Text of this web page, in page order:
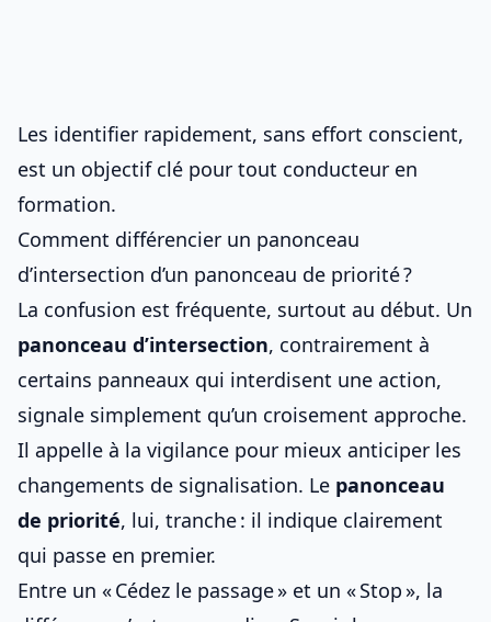
Les identifier rapidement, sans effort conscient,
est un objectif clé pour tout conducteur en
formation.
Comment différencier un panonceau
d’intersection d’un panonceau de priorité ?
La confusion est fréquente, surtout au début. Un
panonceau d’intersection, contrairement à
certains panneaux qui interdisent une action,
signale simplement qu’un croisement approche.
Il appelle à la vigilance pour mieux anticiper les
changements de signalisation. Le panonceau
de priorité, lui, tranche : il indique clairement
qui passe en premier.
Entre un « Cédez le passage » et un « Stop », la